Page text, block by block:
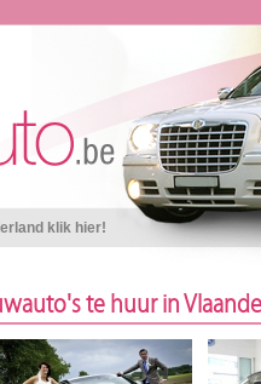
klik hier!
te huur in